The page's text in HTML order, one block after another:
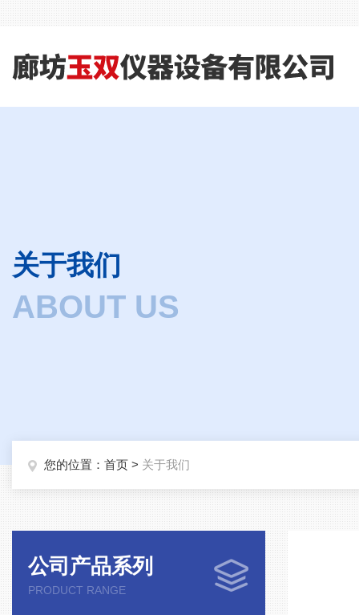
关于我们
ABOUT US
您的位置： 首页 > 关于我们
公司产品系列
PRODUCT RANGE